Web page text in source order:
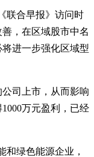
联合早报》访问时
，在区域股市中名
进一步强化区域型
司上市，从而影响
万元盈利，已经
和绿色能源企业，